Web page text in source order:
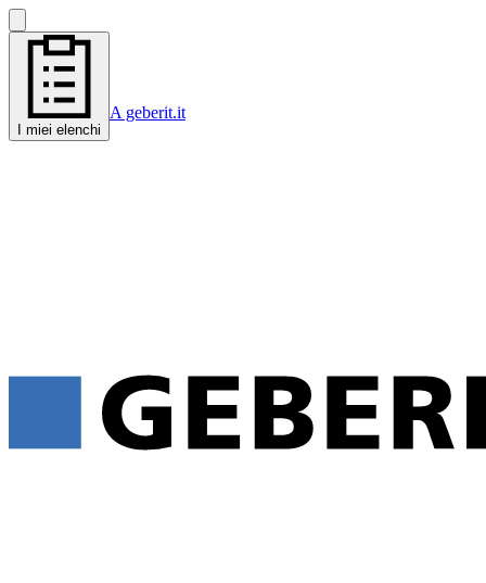
I miei elenchi
A geberit.it